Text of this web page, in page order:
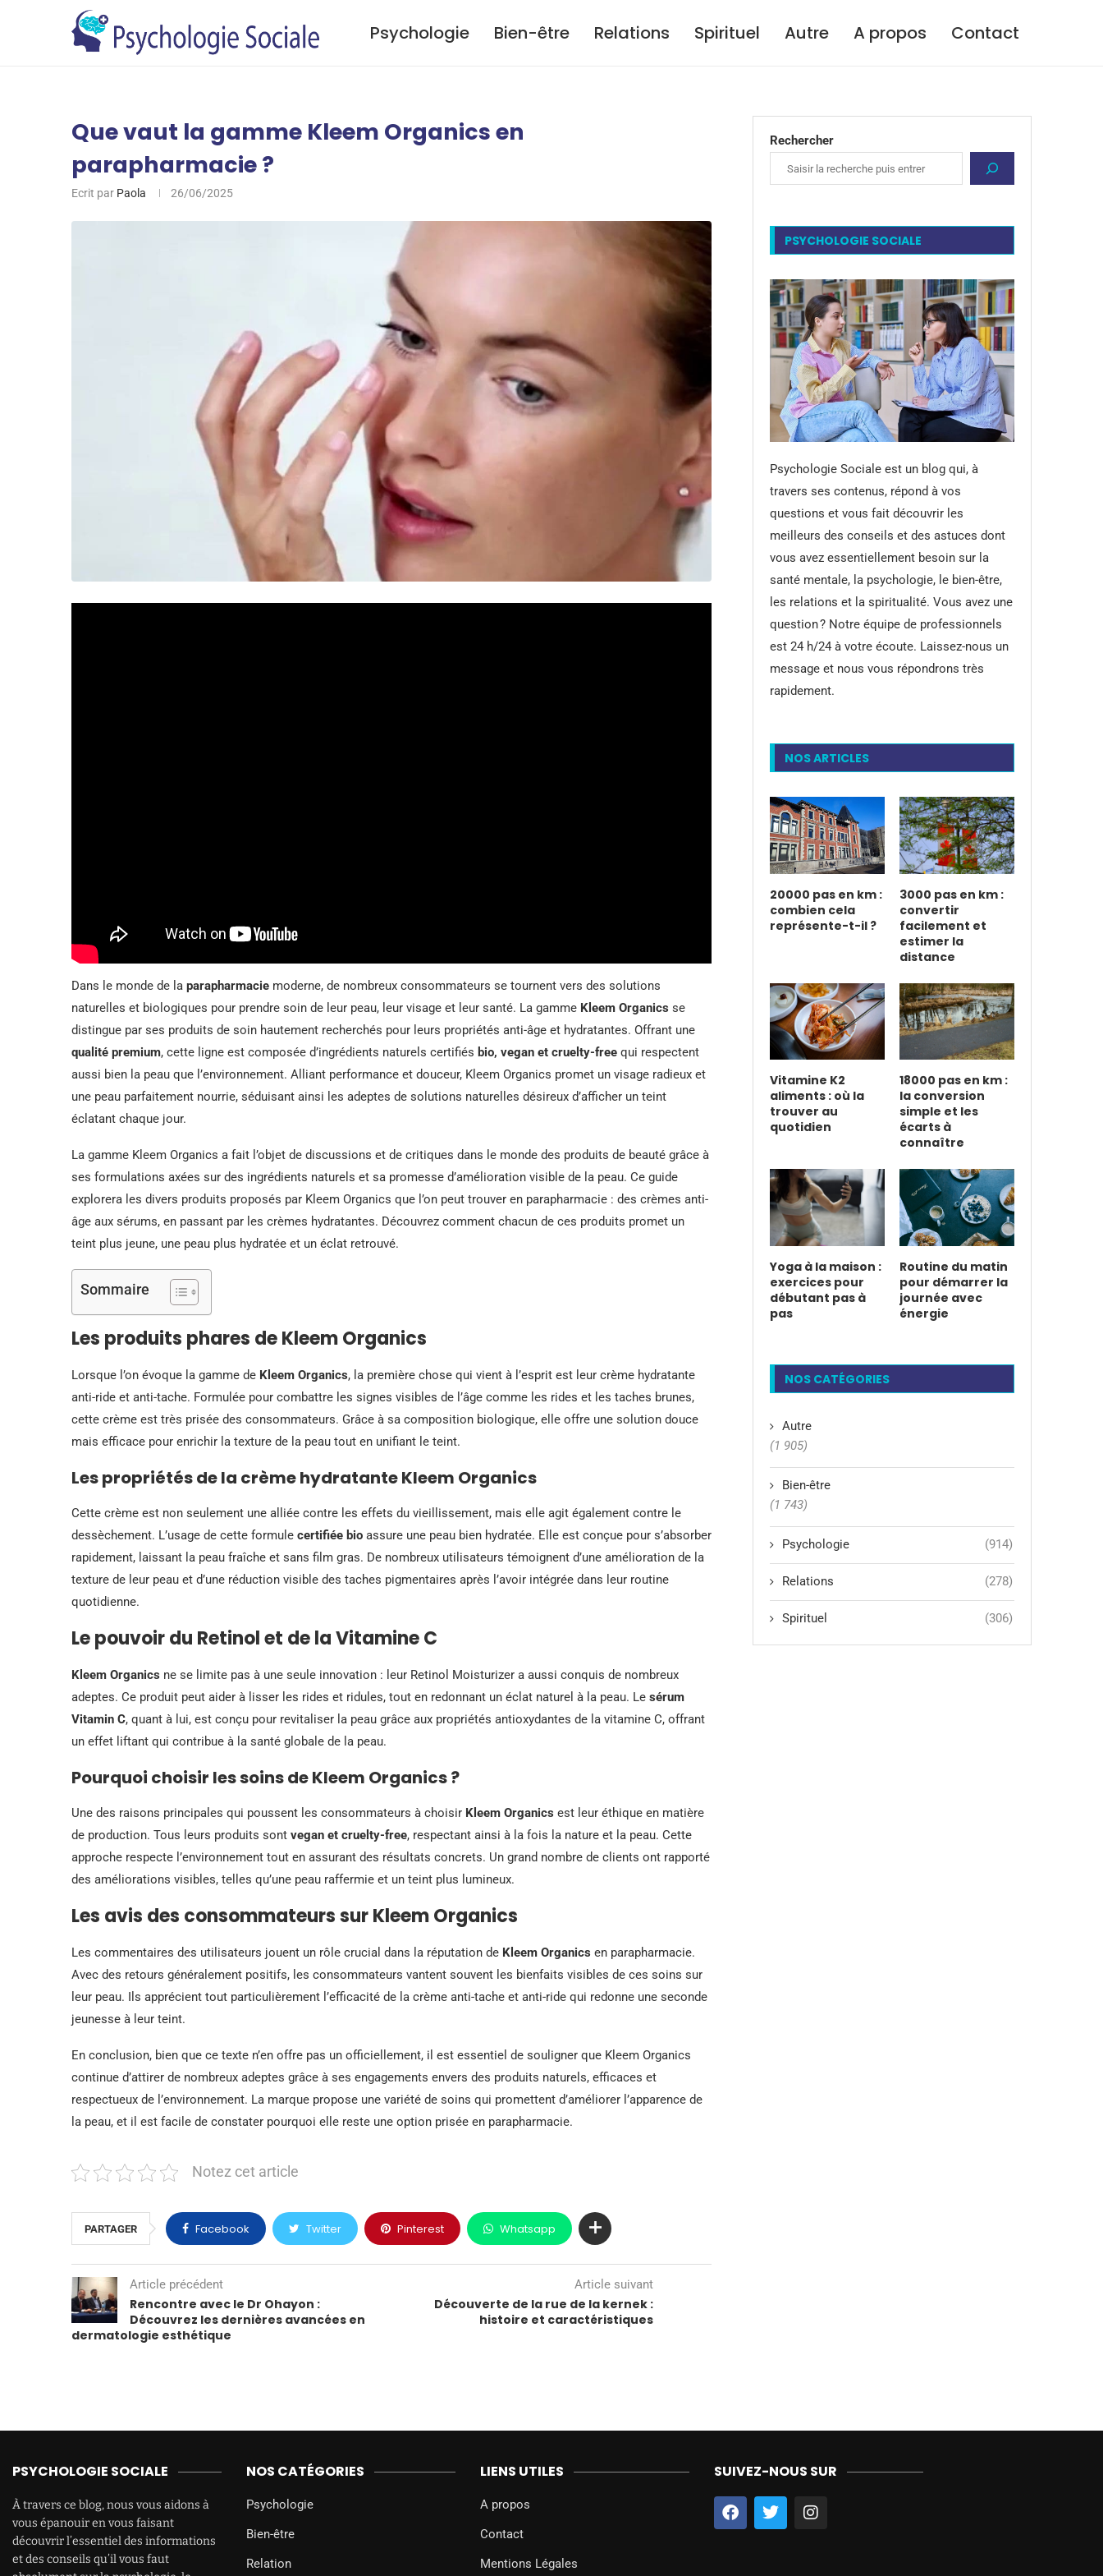
Psychologie Bien-être Relations Spirituel Autre A propos Contact
Que vaut la gamme Kleem Organics en
parapharmacie ?
Ecrit par Paola 26/06/2025
Dans le monde de la parapharmacie moderne, de nombreux consommateurs se tournent vers des solutions
naturelles et biologiques pour prendre soin de leur peau, leur visage et leur santé. La gamme Kleem Organics se
distingue par ses produits de soin hautement recherchés pour leurs propriétés anti-âge et hydratantes. Offrant une
qualité premium, cette ligne est composée d’ingrédients naturels certifiés bio, vegan et cruelty-free qui respectent
aussi bien la peau que l’environnement. Alliant performance et douceur, Kleem Organics promet un visage radieux et
une peau parfaitement nourrie, séduisant ainsi les adeptes de solutions naturelles désireux d’afficher un teint
éclatant chaque jour.
La gamme Kleem Organics a fait l’objet de discussions et de critiques dans le monde des produits de beauté grâce à
ses formulations axées sur des ingrédients naturels et sa promesse d’amélioration visible de la peau. Ce guide
explorera les divers produits proposés par Kleem Organics que l’on peut trouver en parapharmacie : des crèmes anti-
âge aux sérums, en passant par les crèmes hydratantes. Découvrez comment chacun de ces produits promet un
teint plus jeune, une peau plus hydratée et un éclat retrouvé.
Sommaire
Les produits phares de Kleem Organics
Lorsque l’on évoque la gamme de Kleem Organics, la première chose qui vient à l’esprit est leur crème hydratante
anti-ride et anti-tache. Formulée pour combattre les signes visibles de l’âge comme les rides et les taches brunes,
cette crème est très prisée des consommateurs. Grâce à sa composition biologique, elle offre une solution douce
mais efficace pour enrichir la texture de la peau tout en unifiant le teint.
Les propriétés de la crème hydratante Kleem Organics
Cette crème est non seulement une alliée contre les effets du vieillissement, mais elle agit également contre le
dessèchement. L’usage de cette formule certifiée bio assure une peau bien hydratée. Elle est conçue pour s’absorber
rapidement, laissant la peau fraîche et sans film gras. De nombreux utilisateurs témoignent d’une amélioration de la
texture de leur peau et d’une réduction visible des taches pigmentaires après l’avoir intégrée dans leur routine
quotidienne.
Le pouvoir du Retinol et de la Vitamine C
Kleem Organics ne se limite pas à une seule innovation : leur Retinol Moisturizer a aussi conquis de nombreux
adeptes. Ce produit peut aider à lisser les rides et ridules, tout en redonnant un éclat naturel à la peau. Le sérum
Vitamin C, quant à lui, est conçu pour revitaliser la peau grâce aux propriétés antioxydantes de la vitamine C, offrant
un effet liftant qui contribue à la santé globale de la peau.
Pourquoi choisir les soins de Kleem Organics ?
Une des raisons principales qui poussent les consommateurs à choisir Kleem Organics est leur éthique en matière
de production. Tous leurs produits sont vegan et cruelty-free, respectant ainsi à la fois la nature et la peau. Cette
approche respecte l’environnement tout en assurant des résultats concrets. Un grand nombre de clients ont rapporté
des améliorations visibles, telles qu’une peau raffermie et un teint plus lumineux.
Les avis des consommateurs sur Kleem Organics
Les commentaires des utilisateurs jouent un rôle crucial dans la réputation de Kleem Organics en parapharmacie.
Avec des retours généralement positifs, les consommateurs vantent souvent les bienfaits visibles de ces soins sur
leur peau. Ils apprécient tout particulièrement l’efficacité de la crème anti-tache et anti-ride qui redonne une seconde
jeunesse à leur teint.
En conclusion, bien que ce texte n’en offre pas un officiellement, il est essentiel de souligner que Kleem Organics
continue d’attirer de nombreux adeptes grâce à ses engagements envers des produits naturels, efficaces et
respectueux de l’environnement. La marque propose une variété de soins qui promettent d’améliorer l’apparence de
la peau, et il est facile de constater pourquoi elle reste une option prisée en parapharmacie.
Notez cet article
PARTAGER Facebook Twitter Pinterest Whatsapp
Article précédent
Rencontre avec le Dr Ohayon :
Découvrez les dernières avancées en
dermatologie esthétique
Article suivant
Découverte de la rue de la kernek :
histoire et caractéristiques
Rechercher
PSYCHOLOGIE SOCIALE
Psychologie Sociale est un blog qui, à
travers ses contenus, répond à vos
questions et vous fait découvrir les
meilleurs des conseils et des astuces dont
vous avez essentiellement besoin sur la
santé mentale, la psychologie, le bien-être,
les relations et la spiritualité. Vous avez une
question ? Notre équipe de professionnels
est 24 h/24 à votre écoute. Laissez-nous un
message et nous vous répondrons très
rapidement.
NOS ARTICLES
20000 pas en km :
combien cela
représente-t-il ?
3000 pas en km :
convertir
facilement et
estimer la
distance
Vitamine K2
aliments : où la
trouver au
quotidien
18000 pas en km :
la conversion
simple et les
écarts à
connaître
Yoga à la maison :
exercices pour
débutant pas à
pas
Routine du matin
pour démarrer la
journée avec
énergie
NOS CATÉGORIES
Autre
(1 905)
Bien-être
(1 743)
Psychologie (914)
Relations (278)
Spirituel (306)
PSYCHOLOGIE SOCIALE
À travers ce blog, nous vous aidons à
vous épanouir en vous faisant
découvrir l’essentiel des informations
et des conseils qu’il vous faut
NOS CATÉGORIES
Psychologie
Bien-être
Relation
LIENS UTILES
A propos
Contact
Mentions Légales
SUIVEZ-NOUS SUR